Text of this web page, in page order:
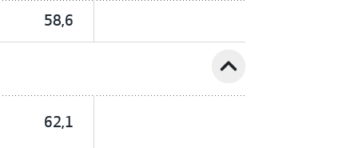
58,6
expand_less
62,1